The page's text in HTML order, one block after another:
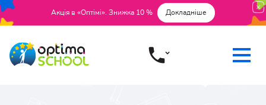
Акція в «Оптімі». Знижка 10 % Докладніше